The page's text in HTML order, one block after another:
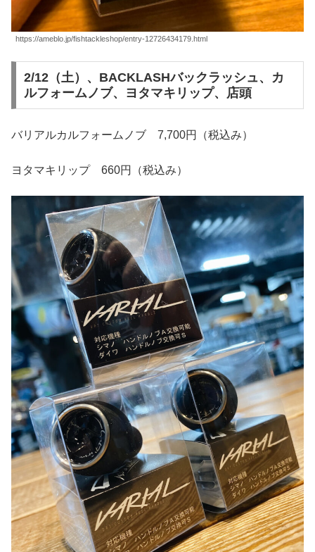
https://ameblo.jp/fishtackleshop/entry-12726434179.html
2/12（土）、BACKLASHバックラッシュ、カ
ルフォームノブ、ヨタマキリップ、店頭
バリアルカルフォームノブ 7,700円（税込み）
ヨタマキリップ 660円（税込み）